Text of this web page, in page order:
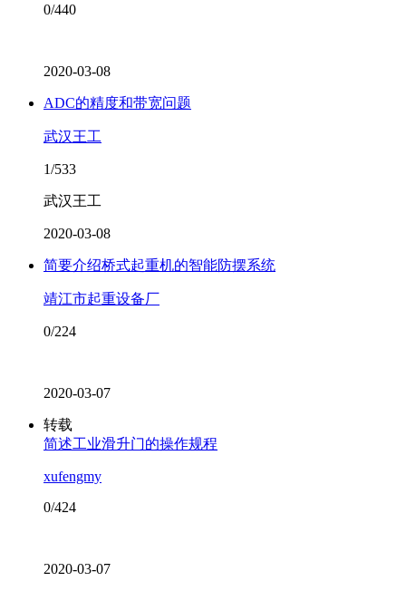
0/440
2020-03-08
ADC的精度和带宽问题
武汉王工
1/533
武汉王工
2020-03-08
简要介绍桥式起重机的智能防摆系统
靖江市起重设备厂
0/224
2020-03-07
转载
简述工业滑升门的操作规程
xufengmy
0/424
2020-03-07